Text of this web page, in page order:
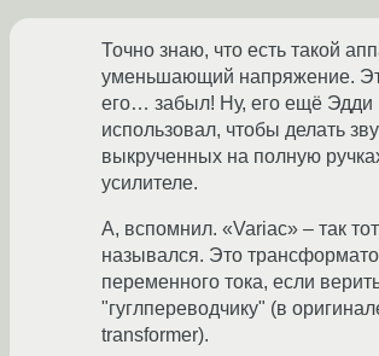
Точно знаю, что есть такой
уменьшающий напряжение.
его… забыл! Ну, его ещё Эдди
использовал, чтобы делать
выкрученных на полную
усилителе.
А, вспомнил. «Variac» – так
назывался. Это
переменного тока, если
"гуглпереводчику" (в
transformer).